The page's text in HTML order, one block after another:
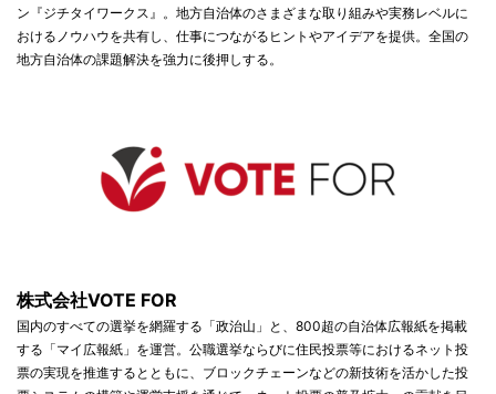
ン『ジチタイワークス』。地方自治体のさまざまな取り組みや実務レベルに
おけるノウハウを共有し、仕事につながるヒントやアイデアを提供。全国の
地方自治体の課題解決を強力に後押しする。
株式会社VOTE FOR
国内のすべての選挙を網羅する「政治山」と、800超の自治体広報紙を掲載
する「マイ広報紙」を運営。公職選挙ならびに住民投票等におけるネット投
票の実現を推進するとともに、ブロックチェーンなどの新技術を活かした投